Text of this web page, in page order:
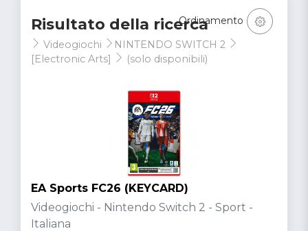
Risultato della ricerca
Videogiochi
NINTENDO SWITCH 2
[Electronic Arts]
(solo disponibili)
Ordinamento
EA Sports FC26 (KEYCARD)
Videogiochi - Nintendo Switch 2 - Sport -
Italiana